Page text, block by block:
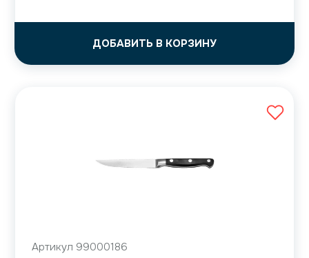
ДОБАВИТЬ В КОРЗИНУ
Артикул 99000186